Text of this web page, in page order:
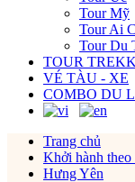
Tour Mỹ
Tour Ai
Tour Du
TOUR
VÉ TÀU - XE
COMBO DU
Trang chủ
Khởi hành theo
Hưng Yên